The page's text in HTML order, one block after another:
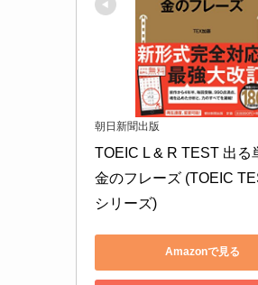
朝日新聞出版
TOEIC L & R TEST 出る
金のフレーズ (TOEIC
シリーズ)
Amazonで見る